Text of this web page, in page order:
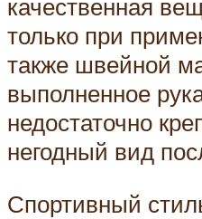
качественная
только при
также швейной
выполненное
недостаточно
негодный вид
Спортивный